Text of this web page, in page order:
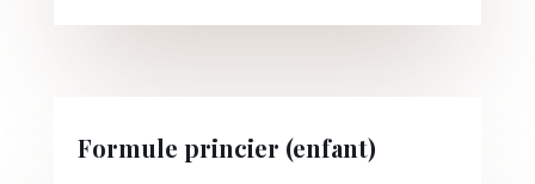
Formule princier (enfant)